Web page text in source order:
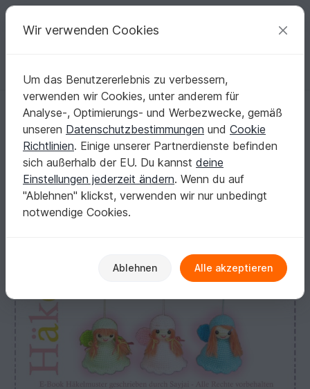
Deine kreativen Ideen
Deutsch | € (EUR) einloggen Kostenlos registrieren
Startseite Häkeln Festlichkeiten Geburt
Kleines Engel-Mobile - Häkelmuster
Kleines Engel-Mobile - Häkelmuster
Wir verwenden Cookies
Um das Benutzererlebnis zu verbessern,
verwenden wir Cookies, unter anderem für
Analyse-, Optimierungs- und Werbezwecke, gemäß
unseren Datenschutzbestimmungen und Cookie
Richtlinien. Einige unserer Partnerdienste befinden
sich außerhalb der EU. Du kannst deine
Einstellungen jederzeit ändern. Wenn du auf
"Ablehnen" klickst, verwenden wir nur unbedingt
notwendige Cookies.
Ablehnen Alle akzeptieren